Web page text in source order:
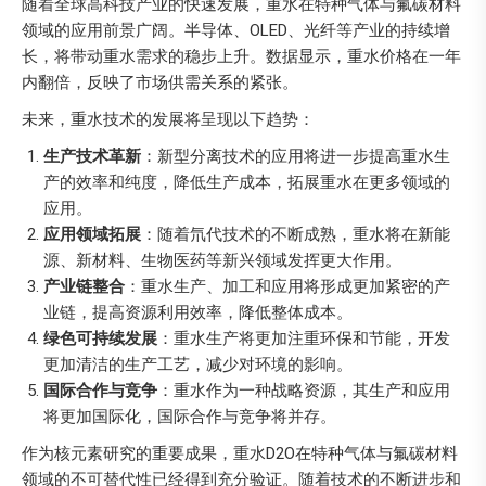
领域的应用前景广阔。半导体、OLED、光纤等产业的持续增
长，将带动重水需求的稳步上升。数据显示，重水价格在一年
内翻倍，反映了市场供需关系的紧张。
未来，重水技术的发展将呈现以下趋势：
生产技术革新 ：新型分离技术的应用将进一步提高重水生
产的效率和纯度，降低生产成本，拓展重水在更多领域的
应用。
应用领域拓展 ：随着氘代技术的不断成熟，重水将在新能
源、新材料、生物医药等新兴领域发挥更大作用。
产业链整合 ：重水生产、加工和应用将形成更加紧密的产
业链，提高资源利用效率，降低整体成本。
绿色可持续发展 ：重水生产将更加注重环保和节能，开发
更加清洁的生产工艺，减少对环境的影响。
国际合作与竞争 ：重水作为一种战略资源，其生产和应用
将更加国际化，国际合作与竞争将并存。
作为核元素研究的重要成果，重水D2O在特种气体与氟碳材料
领域的不可替代性已经得到充分验证。随着技术的不断进步和